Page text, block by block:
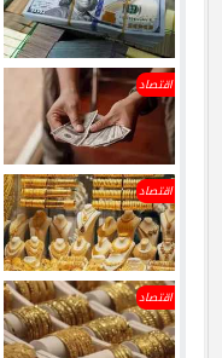
اقتصاد
اقتصاد
اقتصاد